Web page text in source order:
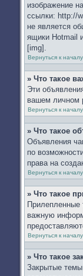
изображение
ссылки: http://
не является
ящики Hotmail
[img].
Вернуться к началу
» Что такое
Эти
вашем личном
Вернуться к началу
» Что такое
Объявления
по
права на
Вернуться к началу
» Что такое
Прилепленные
важную
Вернуться к началу
» Что такое
Закрытые